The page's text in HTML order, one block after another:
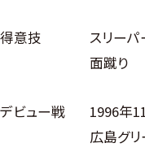
得意技
スリーパ
面蹴り
デビュー戦
1996年
広島グ